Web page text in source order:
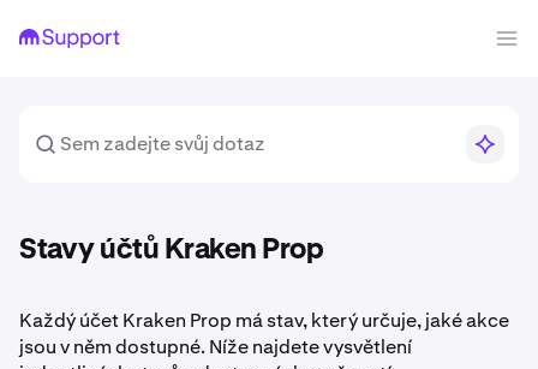
Stavy účtů Kraken Prop
Každý účet Kraken Prop má stav, který určuje, jaké akce
jsou v něm dostupné. Níže najdete vysvětlení